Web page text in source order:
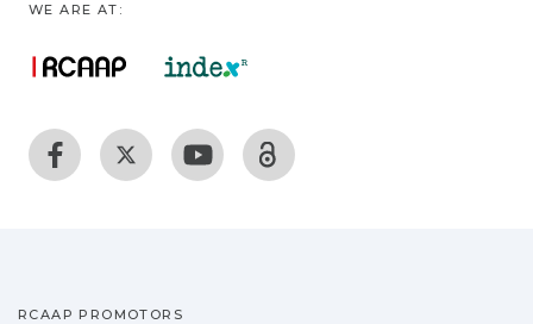
WE ARE AT:
RCAAP PROMOTORS